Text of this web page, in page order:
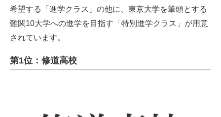
希望する「進学クラス」の他に、東京大学を筆頭とする
難関10大学への進学を目指す「特別進学クラス」が用意
されています。
第1位：修道高校